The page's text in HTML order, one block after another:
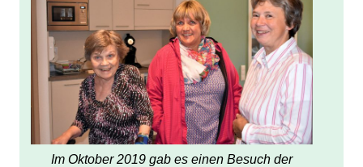
Im Oktober 2019 gab es einen Besuch der